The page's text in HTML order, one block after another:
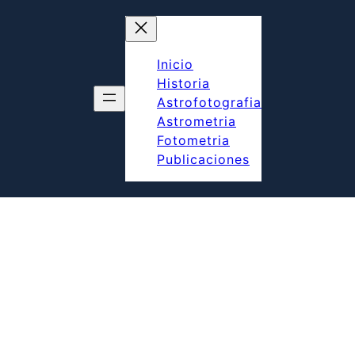
Inicio
Historia
Astrofotografia
Astrometria
Fotometria
Publicaciones